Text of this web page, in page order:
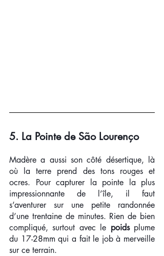
5. La Pointe de São Lourenço
Madère a aussi son côté désertique, là
où la terre prend des tons rouges et
ocres. Pour capturer la pointe la plus
impressionnante de l’île, il faut
s’aventurer sur une petite randonnée
d’une trentaine de minutes. Rien de bien
compliqué, surtout avec le poids plume
du 17-28mm qui a fait le job à merveille
sur ce terrain.